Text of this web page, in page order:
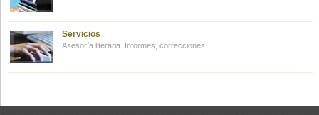
Servicios
Asesoría literaria. Informes, correcciones